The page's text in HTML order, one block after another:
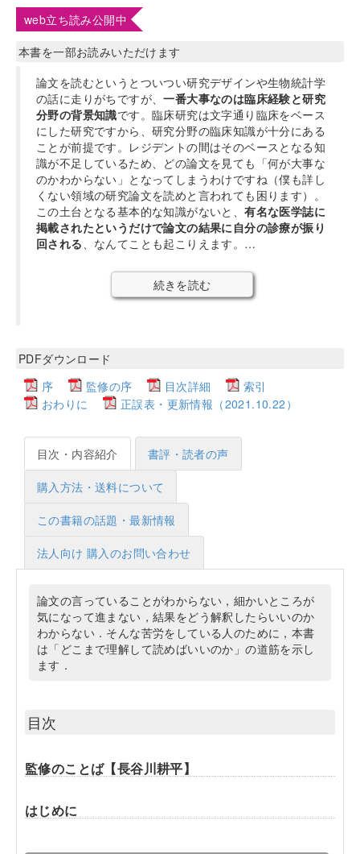
web立ち読み公開中
本書を一部お読みいただけます
論文を読むというとついつい研究デザインや生物統計学
の話に走りがちですが、一番大事なのは臨床経験と研究
分野の背景知識です。臨床研究は文字通り臨床をベース
にした研究ですから、研究分野の臨床知識が十分にある
ことが前提です。レジデントの間はそのベースとなる知
識が不足しているため、どの論文を見ても「何が大事な
のかわからない」となってしまうわけですね（僕も詳し
くない領域の研究論文を読めと言われても困ります）。
この土台となる基本的な知識がないと、有名な医学誌に
掲載されたというだけで論文の結果に自分の診療が振り
回される、なんてことも起こりえます。…
続きを読む
PDFダウンロード
序
監修の序 目次詳細
索引
おわりに
正誤表・更新情報（2021.10.22）
目次・内容紹介 書評・読者の声
購入方法・送料について
この書籍の話題・最新情報
法人向け 購入のお問い合わせ
論文の言っていることがわからない，細かいところが
気になって進まない，結果をどう解釈したらいいのか
わからない．そんな苦労をしている人のために，本書
は「どこまで理解して読めばいいのか」の道筋を示し
ます．
目次
監修のことば【長谷川耕平】
はじめに